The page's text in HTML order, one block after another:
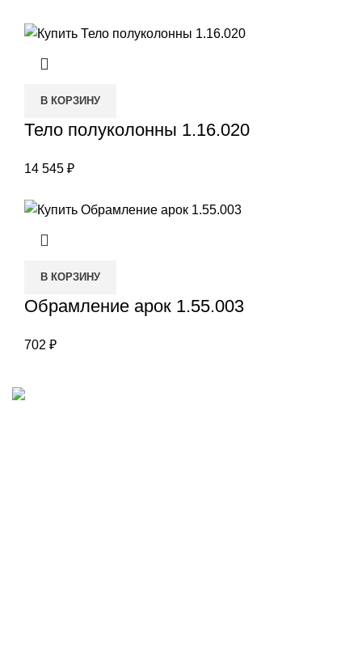
В КОРЗИНУ
Тело полуколонны 1.16.020
14 545 ₽
В КОРЗИНУ
Обрамление арок 1.55.003
702 ₽